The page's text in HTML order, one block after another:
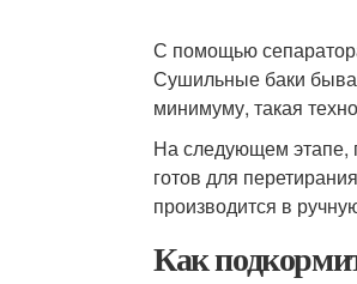
С помощью
Сушильные баки
минимуму, такая
На следующем этапе,
готов для
производится в
Как